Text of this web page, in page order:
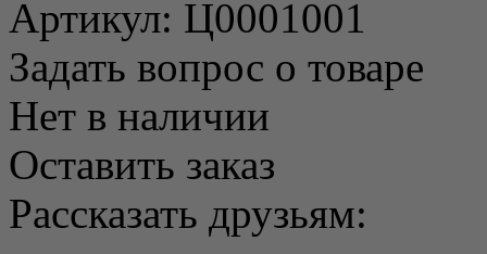
Артикул: Ц0001001
Задать вопрос о товаре
Нет в наличии
Оставить заказ
Рассказать друзьям: